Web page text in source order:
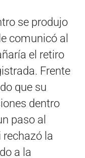
se produjo
comunicó al
el retiro
Frente
que su
dentro
paso al
rechazó la
a la